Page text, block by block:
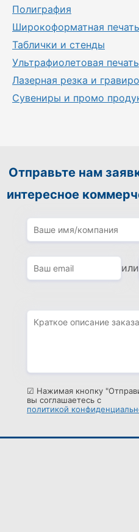
Полиграфия
Широкоформатная печать
Таблички и стенды
Ультрафиолетовая печать
Лазерная резка и
Сувениры и промо
Отправьте нам
интересное
или
☑ Нажимая кнопку
вы соглашаетесь с
политикой